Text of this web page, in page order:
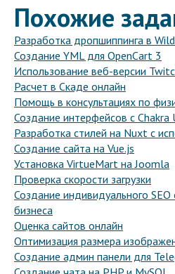
Похожие
Разработка дропшиппинга в
Создание YML для OpenCart 3
Использование веб-версии
Расчет в Скаде онлайн
Помощь в консультациях по
Создание интерфейсов с Chakra
Разработка стилей на Nuxt с
Создание сайта на Vue.js
Установка VirtueMart на Joomla
Проверка скорости загрузки
Создание индивидуального
бизнеса
Оценка сайтов онлайн
Оптимизация размера
Создание админ панели для